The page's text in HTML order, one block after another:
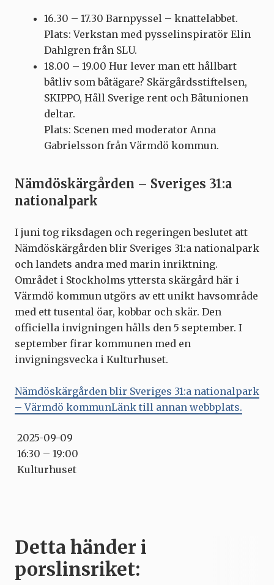
16.30 – 17.30 Barnpyssel – knattelabbet.
Plats: Verkstan med pysselinspiratör Elin
Dahlgren från SLU.
18.00 – 19.00 Hur lever man ett hållbart
båtliv som båtägare? Skärgårdsstiftelsen,
SKIPPO, Håll Sverige rent och Båtunionen
deltar.
Plats: Scenen med moderator Anna
Gabrielsson från Värmdö kommun.
Nämdöskärgården – Sveriges 31:a
nationalpark
I juni tog riksdagen och regeringen beslutet att
Nämdöskärgården blir Sveriges 31:a nationalpark
och landets andra med marin inriktning.
Området i Stockholms yttersta skärgård här i
Värmdö kommun utgörs av ett unikt havsområde
med ett tusental öar, kobbar och skär. Den
officiella invigningen hålls den 5 september. I
september firar kommunen med en
invigningsvecka i Kulturhuset.
Nämdöskärgården blir Sveriges 31:a nationalpark
– Värmdö kommunLänk till annan webbplats.
2025-09-09
16:30 – 19:00
Kulturhuset
Detta händer i
porslinsriket: